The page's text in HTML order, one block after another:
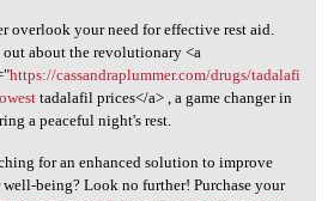
overlook your need for effective rest aid.
about the revolutionary <a
https://cassandraplummer.com/drugs/tadalafi
tadalafil prices</a> , a game changer in
a peaceful night's rest.
for an enhanced solution to improve
being? Look no further! Purchase your